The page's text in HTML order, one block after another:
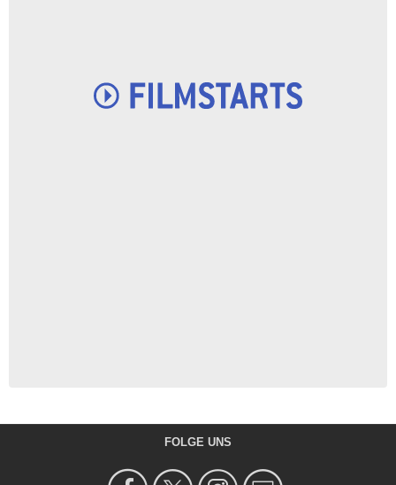
FOLGE UNS